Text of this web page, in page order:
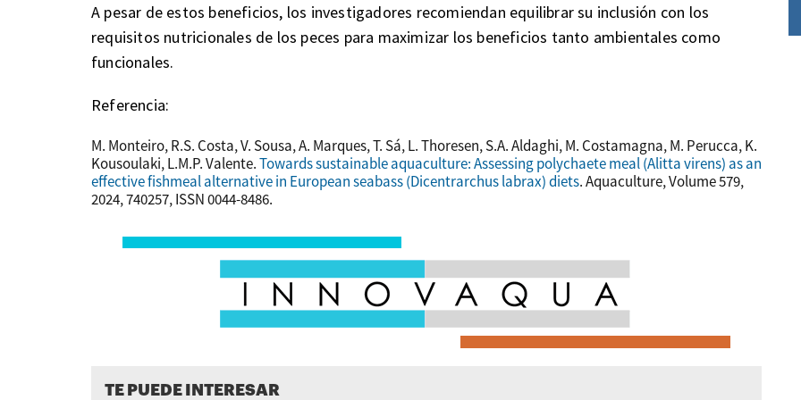
A pesar de estos beneficios, los investigadores recomiendan equilibrar su inclusión con los
requisitos nutricionales de los peces para maximizar los beneficios tanto ambientales como
funcionales.
Referencia:
M. Monteiro, R.S. Costa, V. Sousa, A. Marques, T. Sá, L. Thoresen, S.A. Aldaghi, M. Costamagna, M. Perucca, K.
Kousoulaki, L.M.P. Valente.Towards sustainable aquaculture: Assessing polychaete meal (Alitta virens) as an
effective fishmeal alternative in European seabass (Dicentrarchus labrax) diets. Aquaculture, Volume 579,
2024, 740257, ISSN 0044-8486.
TE PUEDE INTERESAR